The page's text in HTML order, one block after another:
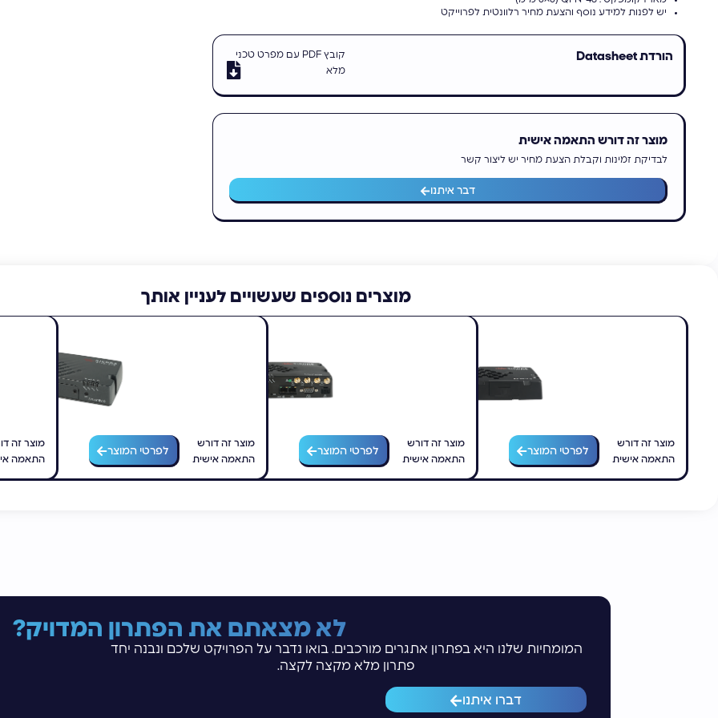
יש לפנות למידע נוסף והצעת מחיר רלוונטית לפרוייקט
הורדת Datasheet
קובץ PDF עם מפרט טכני
מלא
מוצר זה דורש התאמה אישית
לבדיקת זמינות וקבלת הצעת מחיר יש ליצור קשר
דבר איתנו
מוצרים נוספים שעשויים לעניין אותך
מוצר זה דורש
התאמה אישית
לפרטי המוצר
מוצר זה דורש
התאמה אישית
לפרטי המוצר
מוצר זה דורש
התאמה אישית
לפרטי המוצר
מוצר זה
התאמה
לא מצאתם את הפתרון המדויק?
המומחיות שלנו היא בפתרון אתגרים מורכבים. בואו נדבר על הפרויקט שלכם ונבנה יחד
פתרון מלא מקצה לקצה.
דברו איתנו